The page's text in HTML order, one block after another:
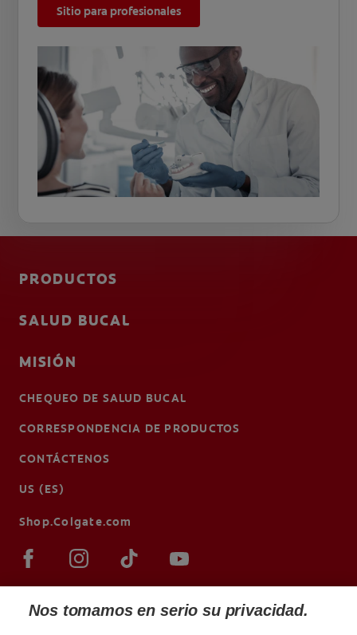
Sitio para profesionales
PRODUCTOS
SALUD BUCAL
MISIÓN
CHEQUEO DE SALUD BUCAL
CORRESPONDENCIA DE PRODUCTOS
CONTÁCTENOS
US (ES)
Shop.Colgate.com
Nos tomamos en serio su privacidad.